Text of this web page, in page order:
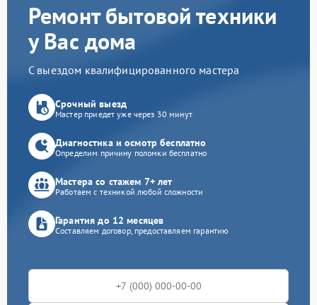
Ремонт бытовой техники
у Вас дома
С выездом квалифицированного мастера
Срочный выезд
Мастер приедет уже через 30 минут
Диагностика и осмотр бесплатно
Определим причину поломки бесплатно
Мастера со стажем 7+ лет
Работаем с техникой любой сложности
Гарантия до 12 месяцев
Составляем договор, предоставляем гарантию